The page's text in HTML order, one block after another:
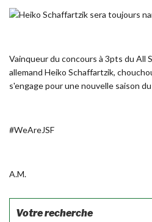
Vainqueur du concours à 3pts du All
allemand Heiko Schaffartzik,
s'engage pour une nouvelle saison
#WeAreJSF
A.M.